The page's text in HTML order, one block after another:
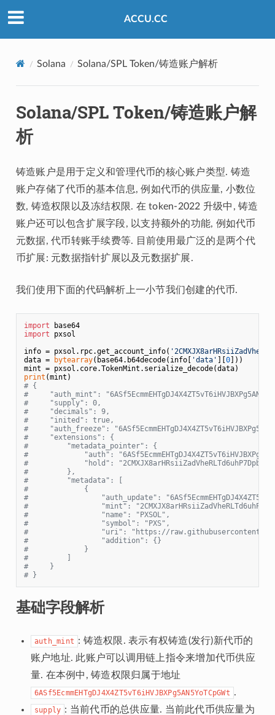
ACCU.CC
Solana Solana/SPL Token/铸造账户解析
Solana/SPL Token/铸造账户解
析
铸造账户是用于定义和管理代币的核心账户类型. 铸造
账户存储了代币的基本信息, 例如代币的供应量, 小数位
数, 铸造权限以及冻结权限. 在 token-2022 升级中, 铸造
账户还可以包含扩展字段, 以支持额外的功能, 例如代币
元数据, 代币转账手续费等. 目前使用最广泛的是两个代
币扩展: 元数据指针扩展以及元数据扩展.
我们使用下面的代码解析上一小节我们创建的代币.
import
base64
import pxsol
info = pxsol.rpc.get_account_info(
data =
bytearray(base64.b64decode(info[ 'data' ][0]))
print
# {
#     "auth_mint":
#     "supply": 0,
#     "decimals": 9,
#     "inited": true,
#     "auth_freeze":
#     "extensions": {
#         "metadata_pointer": {
#             "auth":
#             "hold":
#         },
#         "metadata": [
#             {
#                 "auth_update":
#                 "mint":
#                 "name": "PXSOL",
#                 "symbol": "PXS",
#                 "uri": "https://raw.githubusercontent.com/
#                 "addition": {}
#             }
#         ]
#     }
# }
基础字段解析
auth_mint : 铸造权限. 表示有权铸造(发行)新代币的
账户地址. 此账户可以调用链上指令来增加代币供应
量. 在本例中, 铸造权限归属于地址
6ASf5EcmmEHTgDJ4X4ZT5vT6iHVJBXPg5AN5YoTCpGWt .
supply : 当前代币的总供应量. 当前此代币供应量为